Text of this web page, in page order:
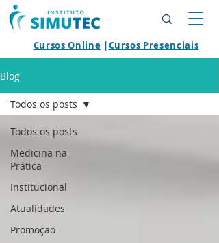
Cursos Online |Cursos Presenciais
Blog
Todos os posts
Medicina na
Prática
Institucional
Atualidades
Promoção
Todos os posts